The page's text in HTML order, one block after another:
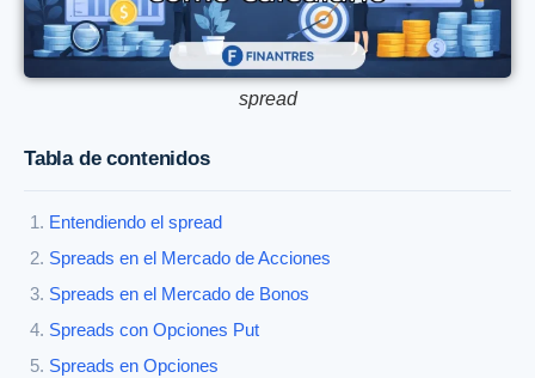
spread
Tabla de contenidos
Entendiendo el spread
Spreads en el Mercado de Acciones
Spreads en el Mercado de Bonos
Spreads con Opciones Put
Spreads en Opciones